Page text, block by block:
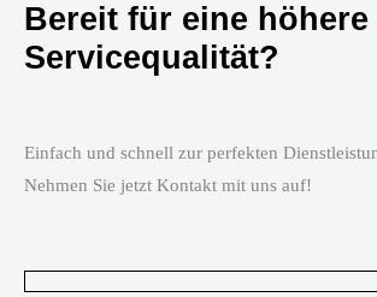
Bereit für eine höhere
Servicequalität?
Einfach und schnell zur perfekten
Nehmen Sie jetzt Kontakt mit uns auf!